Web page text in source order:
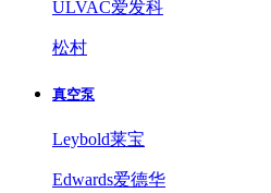
ULVAC爱发科
松村
真空泵
Leybold莱宝
Edwards爱德华